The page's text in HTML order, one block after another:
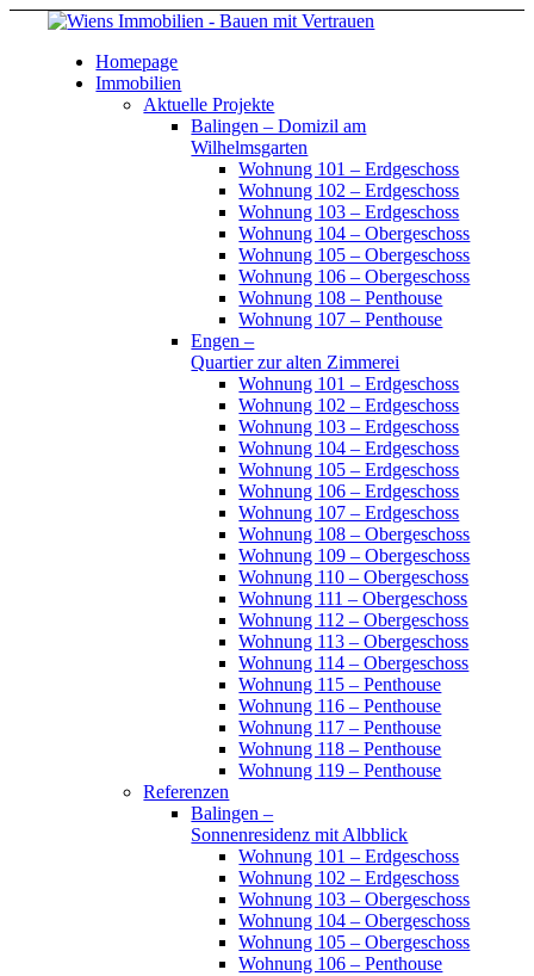
Homepage
Immobilien
Aktuelle Projekte
Balingen – Domizil am
Wilhelmsgarten
Wohnung 101 – Erdgeschoss
Wohnung 102 – Erdgeschoss
Wohnung 103 – Erdgeschoss
Wohnung 104 – Obergeschoss
Wohnung 105 – Obergeschoss
Wohnung 106 – Obergeschoss
Wohnung 108 – Penthouse
Wohnung 107 – Penthouse
Engen –
Quartier zur alten Zimmerei
Wohnung 101 – Erdgeschoss
Wohnung 102 – Erdgeschoss
Wohnung 103 – Erdgeschoss
Wohnung 104 – Erdgeschoss
Wohnung 105 – Erdgeschoss
Wohnung 106 – Erdgeschoss
Wohnung 107 – Erdgeschoss
Wohnung 108 – Obergeschoss
Wohnung 109 – Obergeschoss
Wohnung 110 – Obergeschoss
Wohnung 111 – Obergeschoss
Wohnung 112 – Obergeschoss
Wohnung 113 – Obergeschoss
Wohnung 114 – Obergeschoss
Wohnung 115 – Penthouse
Wohnung 116 – Penthouse
Wohnung 117 – Penthouse
Wohnung 118 – Penthouse
Wohnung 119 – Penthouse
Referenzen
Balingen –
Sonnenresidenz mit Albblick
Wohnung 101 – Erdgeschoss
Wohnung 102 – Erdgeschoss
Wohnung 103 – Obergeschoss
Wohnung 104 – Obergeschoss
Wohnung 105 – Obergeschoss
Wohnung 106 – Penthouse